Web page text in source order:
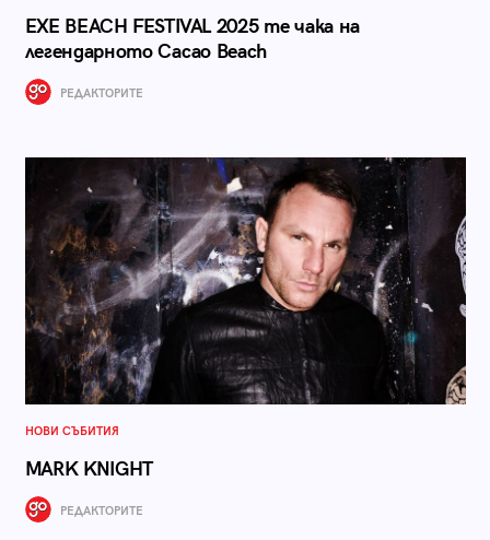
EXE BEACH FESTIVAL 2025 те чака на
легендарното Cacao Beach
РЕДАКТОРИТЕ
НОВИ СЪБИТИЯ
MARK KNIGHT
РЕДАКТОРИТЕ